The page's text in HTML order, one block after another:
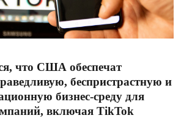
что США обеспечат
беспристрастную и
бизнес-среду для
включая TikTok